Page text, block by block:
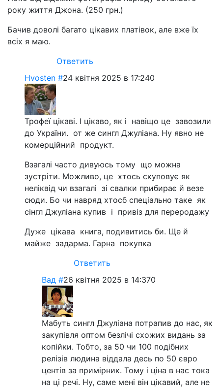
року життя Джона. (250 грн.)
Бачив доволі багато цікавих платівок, але вже їх
всіх я маю.
Ответить
Hvosten #24 квітня 2025 в 17:240
Трофеї цікаві. І цікаво, як і навіщо це завозили
до України. от же сингл Джуліана. Ну явно не
комерційний продукт.
Взагалі часто дивуюсь тому що можна
зустріти. Можливо, це хтось скуповує як
неліквід чи взагалі зі свалки прибирає й везе
сюди. Бо чи навряд хтосб спеціально таке як
сінгл Джуліана купив і привіз для переродажу
Дуже цікава книга, подивитись би. Ще й
майже задарма. Гарна покупка
Ответить
Вад #26 квітня 2025 в 14:370
Мабуть сингл Джуліана потрапив до нас, як
закупівля оптом безлічі схожих видань за
копійки. Тобто, за 50 чи 100 подібних
релізів людина віддала десь по 50 євро
центів за примірник. Тому і ціна в нас тока
на ці речі. Ну, саме мені він цікавий, але не